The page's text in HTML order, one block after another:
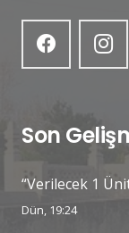
Son
“Verilecek 1
Dün, 19:24